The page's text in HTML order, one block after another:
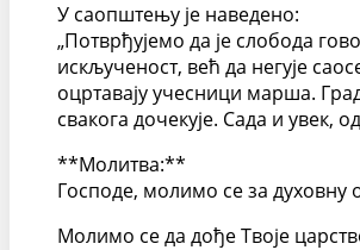
У саопштењу је наведено:
„Потврђујемо да је слобода
искљученост, већ да негује
оцртавају учесници марша.
свакога дочекује. Сада и увек,
**Молитва:**
Господе, молимо се за духовну
Молимо се да дође Твоје